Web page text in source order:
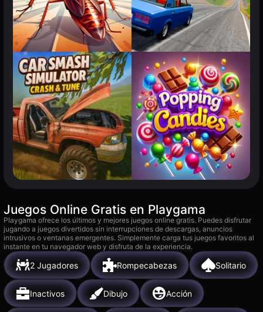
Juegos Online Gratis en Playgama
Playgama ofrece los últimos y mejores juegos online gratis. Puedes disfrutar
jugando a juegos divertidos sin interrupciones de descargas, anuncios
intrusivos o ventanas emergentes. Simplemente carga tus juegos favoritos al
instante en tu navegador web y disfruta de la experiencia.
2 Jugadores Rompecabezas Solitario
Inactivos Dibujo Acción